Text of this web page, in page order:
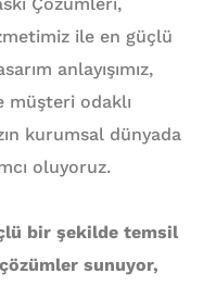
Çözümleri,
ile en güçlü
anlayışımız,
odaklı
kurumsal dünyada
oluyoruz.
bir şekilde temsil
sunuyor,